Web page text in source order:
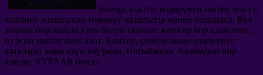
Energy, адатта, өздөрүнүн иштеп чыгуу,
жогорку жыштыкка төмөнкү жыштыгы менен баралына. Бул
жараян бир кыйла узун болуп саналат жана ар бир адам эмес,
өз эсин иштеп бере алат. Көптөр, себеби анын өздөрүнүн
каталары жана өзүн-өзү разы. Натыйжада, Ааламдын бир
кризис AYFAAR болду.